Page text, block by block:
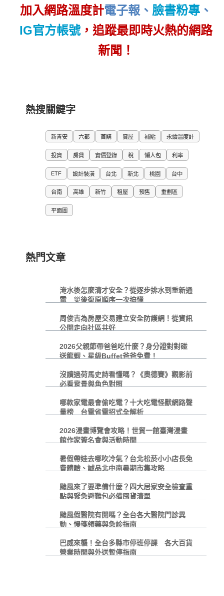
加入網路溫度計電子報 、 臉書粉專 、
IG官方帳號，追蹤最即時火熱的網路
新聞！
熱搜關鍵字
新青安 六都 首購 賞屋 補貼 永續溫度計
投資 房貸 實價登錄 稅 懶人包 利率
ETF 設計裝潢 台北 新北 桃園 台中
台南 高雄 新竹 租屋 預售 重劃區
平面圖
熱門文章
淹水後怎麼清才安全？從逐步排水到重新通
電 災後復原順序一次搞懂
周俊吉為房屋交易建立安全防護網！從資訊
公開走向社區共好
2026父親節帶爸爸吃什麼？身分證對對碰
送龍蝦、星級Buffet爸爸免費！
沒讀過荷馬史詩看懂嗎？《奧德賽》觀影前
必看背景與角色對照
哪款家電最會偷吃電？十大吃電怪獸網路聲
量榜 台電省電招式全解析
2026漫畫博覽會攻略！世貿一館臺灣漫畫
館作家簽名會與活動時間
暑假帶娃去哪吹冷氣？台北松菸小小店長免
費體驗、誠品北中南暑期市集攻略
颱風來了要準備什麼？四大居家安全檢查重
點與緊急避難包必備囤貨清單
颱風假醫院有開嗎？全台各大醫院門診異
動、慢箋領藥與急診指南
巴威來襲！全台多縣市停班停課 各大百貨
營業時間與外送暫停指南